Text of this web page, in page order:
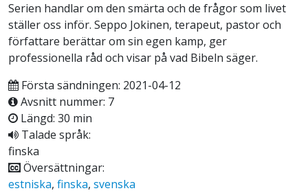
Serien handlar om den smärta och de frågor som livet
ställer oss inför. Seppo Jokinen, terapeut, pastor och
författare berättar om sin egen kamp, ger
professionella råd och visar på vad Bibeln säger.
Första sändningen: 2021-04-12
Avsnitt nummer: 7
Längd: 30 min
Talade språk:
finska
Översättningar:
estniska, finska, svenska